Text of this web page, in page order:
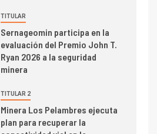
I+D
Informe bimensual de
Cochilco: precio del cobre
alcanza máximos por escasez
de concentrados
Estudio revela cómo el precio
del cobre y educación superior
se relacionan en zonas
TITULAR
Sernageomin participa en la
evaluación del Premio John T.
Ryan 2026 a la seguridad
minera
TITULAR 2
Minera Los Pelambres ejecuta
plan para recuperar la